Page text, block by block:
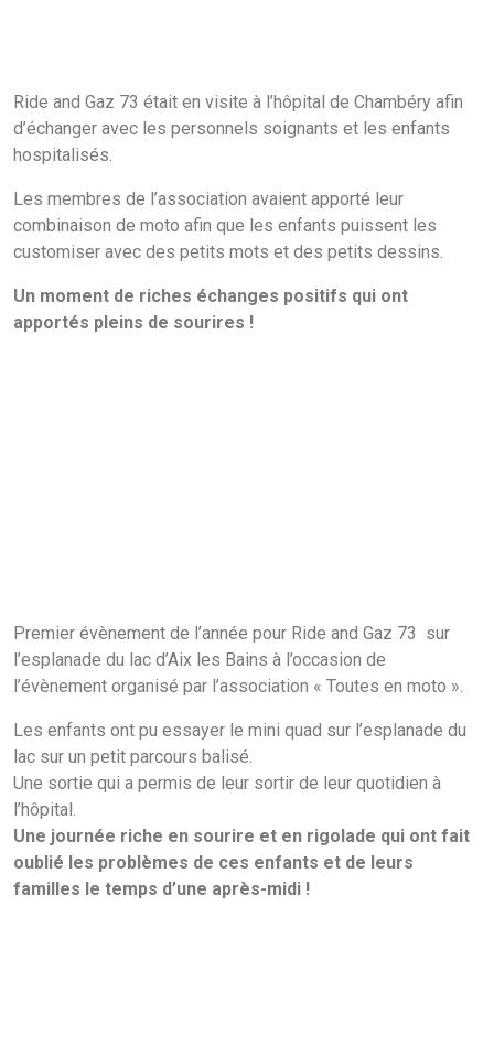
Ride and Gaz 73 était en visite à l’hôpital de Chambéry afin
d’échanger avec les personnels soignants et les enfants
hospitalisés.
Les membres de l’association avaient apporté leur
combinaison de moto afin que les enfants puissent les
customiser avec des petits mots et des petits dessins.
Un moment de riches échanges positifs qui ont
apportés pleins de sourires !
Premier évènement de l’année pour Ride and Gaz 73 sur
l’esplanade du lac d’Aix les Bains à l’occasion de
l’évènement organisé par l’association « Toutes en moto ».
Les enfants ont pu essayer le mini quad sur l’esplanade du
lac sur un petit parcours balisé.
Une sortie qui a permis de leur sortir de leur quotidien à
l’hôpital.
Une journée riche en sourire et en rigolade qui ont fait
oublié les problèmes de ces enfants et de leurs
familles le temps d’une après-midi !